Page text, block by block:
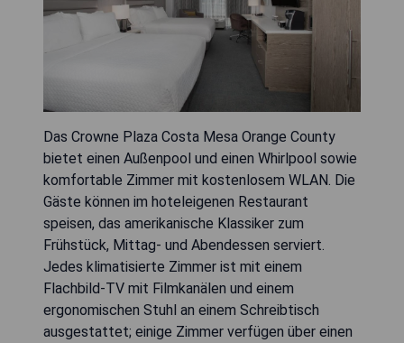
Das Crowne Plaza Costa Mesa Orange County
bietet einen Außenpool und einen Whirlpool sowie
komfortable Zimmer mit kostenlosem WLAN. Die
Gäste können im hoteleigenen Restaurant
speisen, das amerikanische Klassiker zum
Frühstück, Mittag- und Abendessen serviert.
Jedes klimatisierte Zimmer ist mit einem
Flachbild-TV mit Filmkanälen und einem
ergonomischen Stuhl an einem Schreibtisch
ausgestattet; einige Zimmer verfügen über einen